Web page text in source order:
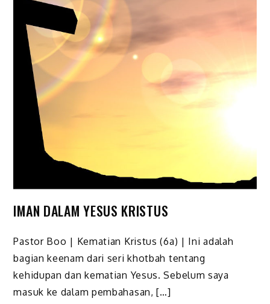
IMAN DALAM YESUS KRISTUS
Pastor Boo | Kematian Kristus (6a) | Ini adalah
bagian keenam dari seri khotbah tentang
kehidupan dan kematian Yesus. Sebelum saya
masuk ke dalam pembahasan, […]